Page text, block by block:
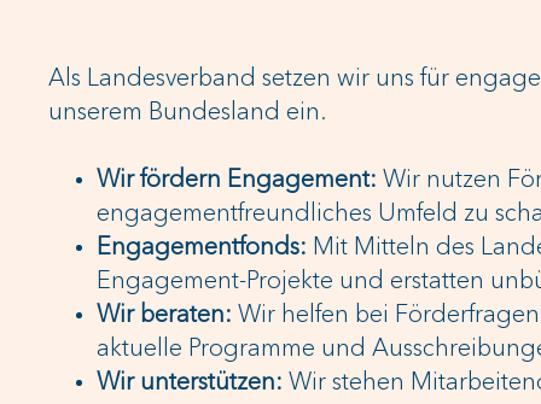
Als Landesverband setzen wir uns für
unserem Bundesland ein.
Wir fördern Engagement: Wir nutzen
engagementfreundliches Umfeld zu
Engagementfonds: Mit Mitteln des
Engagement-Projekte und erstatten
Wir beraten: Wir helfen bei
aktuelle Programme und
Wir unterstützen: Wir stehen